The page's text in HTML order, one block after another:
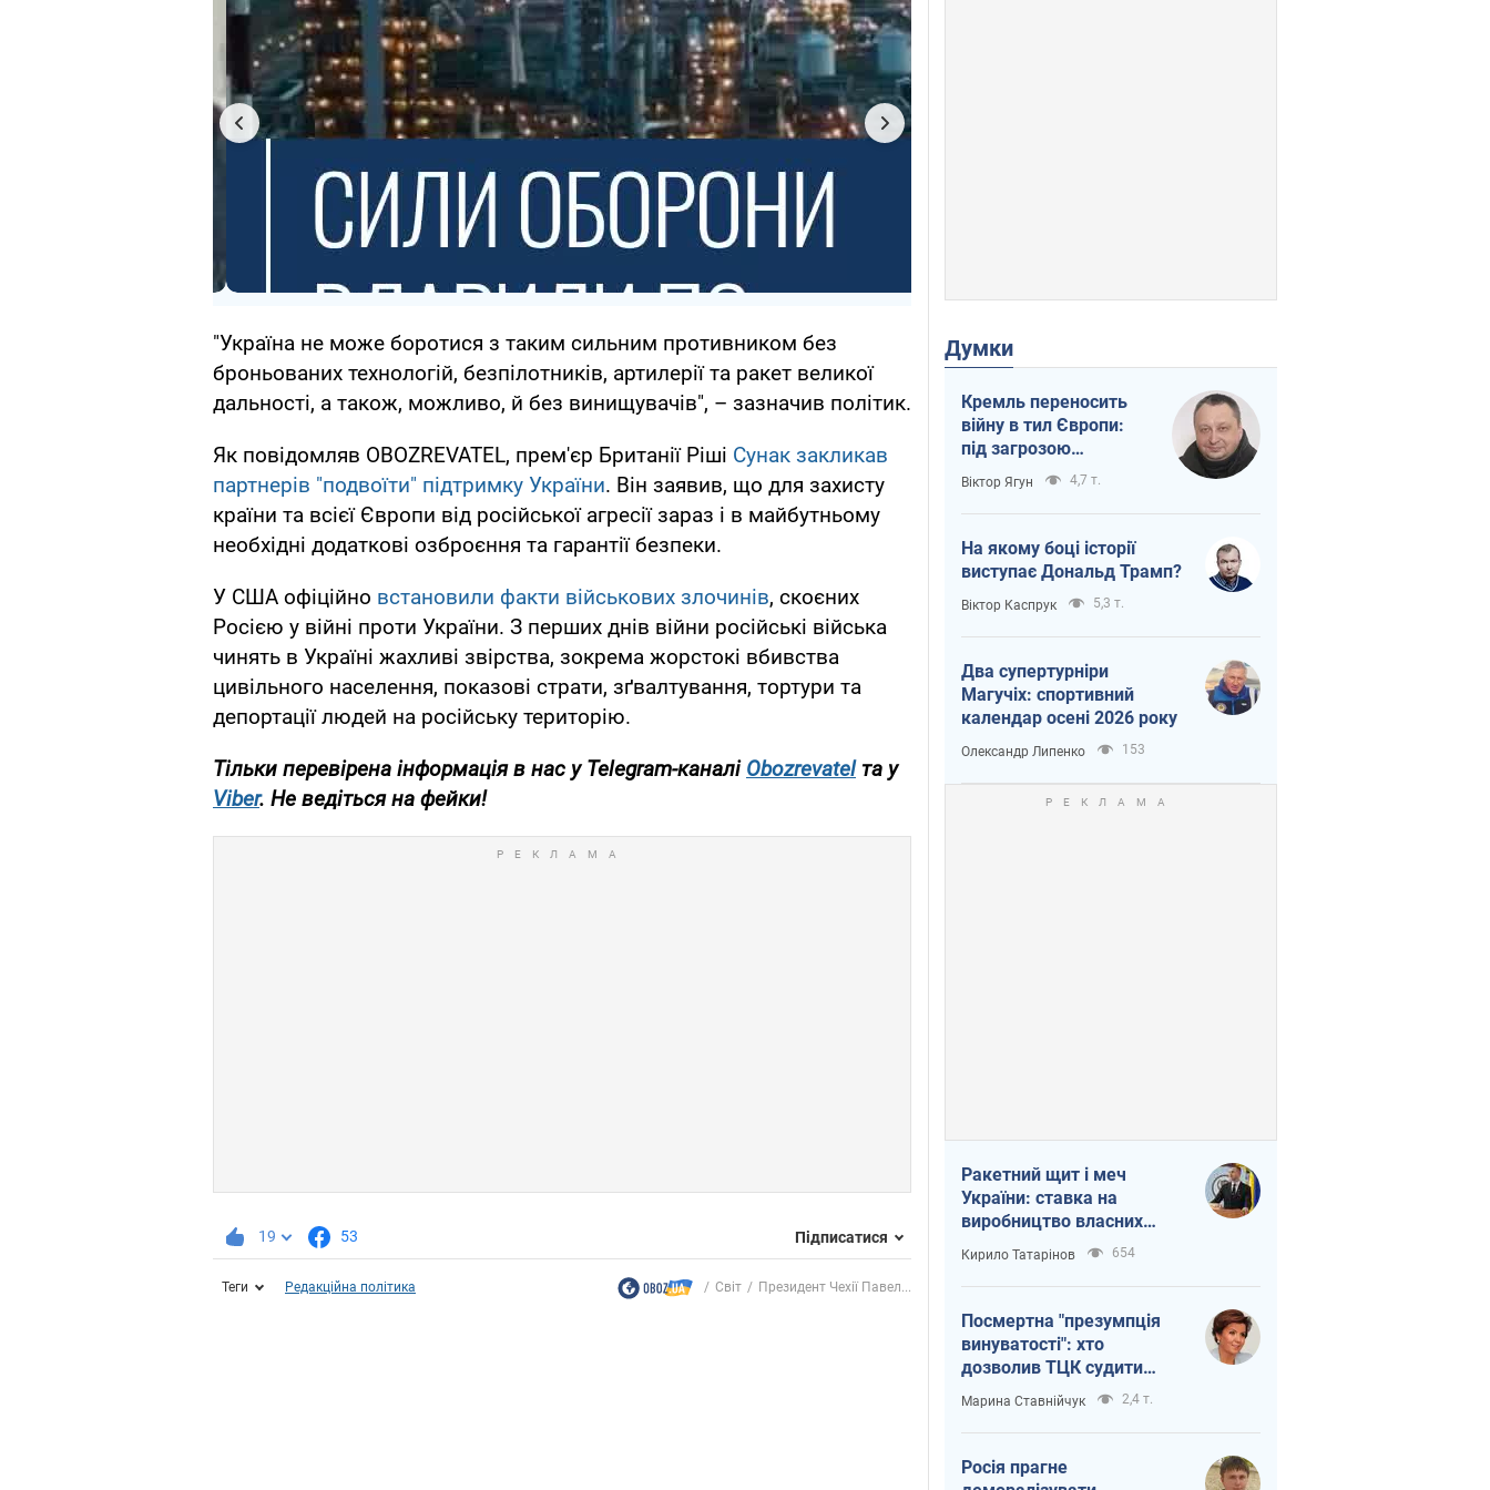
"Україна не може боротися з таким сильним противником без
броньованих технологій, безпілотників, артилерії та ракет великої
дальності, а також, можливо, й без винищувачів", – зазначив політик.
Як повідомляв OBOZREVATEL, прем'єр Британії Ріші Сунак закликав
партнерів "подвоїти" підтримку України. Він заявив, що для захисту
країни та всієї Європи від російської агресії зараз і в майбутньому
необхідні додаткові озброєння та гарантії безпеки.
У США офіційно встановили факти військових злочинів, скоєних
Росією у війні проти України. З перших днів війни російські війська
чинять в Україні жахливі звірства, зокрема жорстокі вбивства
цивільного населення, показові страти, зґвалтування, тортури та
депортації людей на російську територію.
Тільки перевірена інформація в нас у Telegram-каналі Obozrevatel та у
Viber. Не ведіться на фейки!
19 53 Підписатися
Теги Редакційна політика Світ Президент Чехії Павел...
Думки
Кремль переносить
війну в тил Європи:
під загрозою
критична логістика
Віктор Ягун 4,7 т.
На якому боці історії
виступає Дональд Трамп?
Віктор Каспрук 5,3 т.
Два супертурніри
Магучіх: спортивний
календар осені 2026 року
Олександр Липенко 153
Ракетний щит і меч
України: ставка на
виробництво власних
ракет
Кирило Татарінов 654
Посмертна "презумпція
винуватості": хто
дозволив ТЦК судити
загиблих захисників
Марина Ставнійчук 2,4 т.
Росія прагне